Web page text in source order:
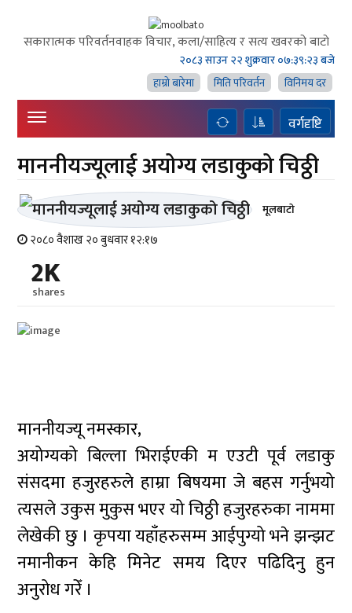
सकारात्मक परिवर्तनवाहक विचार, कला/साहित्य र सत्य खवरको बाटाे
२०८३ साउन २२ शुक्रवार०७:३९:२४ बजे
हाम्राे बारेमा
मिति परिवर्तन विनिमय दर
वर्गदृष्टि
माननीयज्यूलाई अयोग्य लडाकुको चिठ्ठी
मूलबाटाे
२०८० वैशाख २० बुधवार १२:१७
2K
shares
माननीयज्यू नमस्कार‚
अयोग्यको बिल्ला भिराईएकी म एउटी पूर्व लडाकु
संसदमा हजुरहरुले हाम्रा बिषयमा जे बहस गर्नुभयो
त्यसले उकुस मुकुस भएर यो चिठ्ठी हजुरहरुका नाममा
लेखेकी छु । कृपया यहाँहरुसम्म आईपुग्यो भने झन्झट
नमानीकन केहि मिनेट समय दिएर पढिदिनु हुन
अनुरोध गरेँ ।